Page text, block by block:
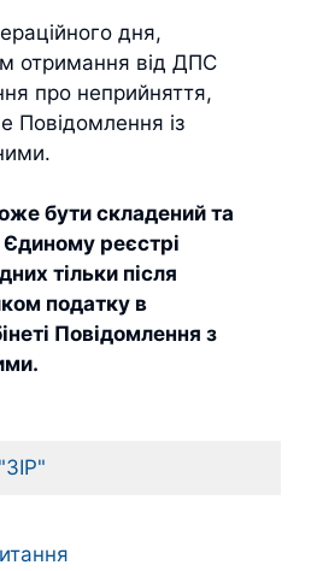
дня,
отримання від ДПС
про неприйняття,
Повідомлення із
бути складений та
реєстрі
тільки після
податку в
Повідомлення з